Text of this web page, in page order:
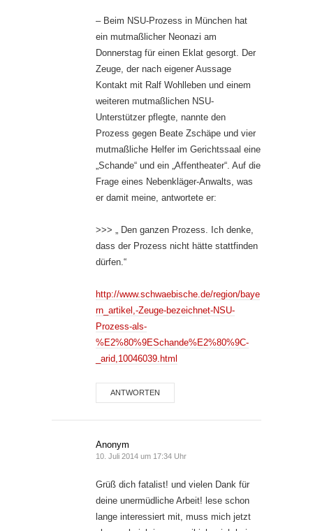
– Beim NSU-Prozess in München hat
ein mutmaßlicher Neonazi am
Donnerstag für einen Eklat gesorgt. Der
Zeuge, der nach eigener Aussage
Kontakt mit Ralf Wohlleben und einem
weiteren mutmaßlichen NSU-
Unterstützer pflegte, nannte den
Prozess gegen Beate Zschäpe und vier
mutmaßliche Helfer im Gerichtssaal eine
„Schande“ und ein „Affentheater“. Auf die
Frage eines Nebenkläger-Anwalts, was
er damit meine, antwortete er:
>>> „ Den ganzen Prozess. Ich denke,
dass der Prozess nicht hätte stattfinden
dürfen.“
http://www.schwaebische.de/region/baye
rn_artikel,-Zeuge-bezeichnet-NSU-
Prozess-als-
%E2%80%9ESchande%E2%80%9C-
_arid,10046039.html
ANTWORTEN
Anonym
10. Juli 2014 um 17:34 Uhr
Grüß dich fatalist! und vielen Dank für
deine unermüdliche Arbeit! lese schon
lange interessiert mit, muss mich jetzt